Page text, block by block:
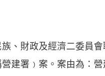
、財政及經濟二委員
建署﹚案。案由為：